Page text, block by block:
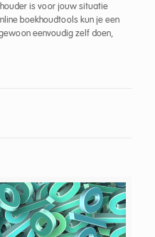
is voor jouw situatie
boekhoudtools kun je een
eenvoudig zelf doen,